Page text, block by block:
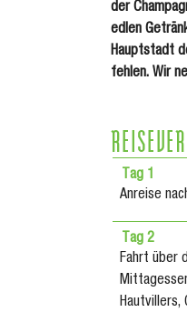
der
edlen
Hauptstadt
fehlen. Wir
Tag 1
Anreise
Tag 2
Fahrt über
Hautvillers,